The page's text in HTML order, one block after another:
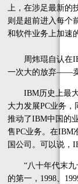
上，在涉足最新的
则是超前进入每个
和软件业务上加速
周炜琨自认在
一次大的放弃——卖
IBM历史上最大
大力发展PC业务
推动了IBM中国的
售PC业务。在IBM
国公司。可以说，
“八十年代末九十
的第一，1998、